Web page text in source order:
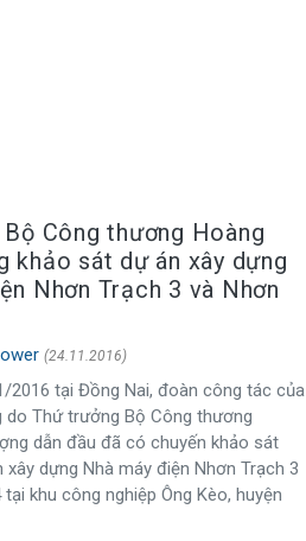
Công thương Hoàng
khảo sát dự án xây dựng
Nhơn Trạch 3 và Nhơn
(24.11.2016)
2016 tại Đồng Nai, đoàn công tác của
do Thứ trưởng Bộ Công thương
dẫn đầu đã có chuyến khảo sát
dựng Nhà máy điện Nhơn Trạch 3
khu công nghiệp Ông Kèo, huyện